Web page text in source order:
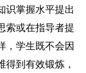
识掌握水平提出
索或在指导者提
，学生既不会因
得到有效锻炼，